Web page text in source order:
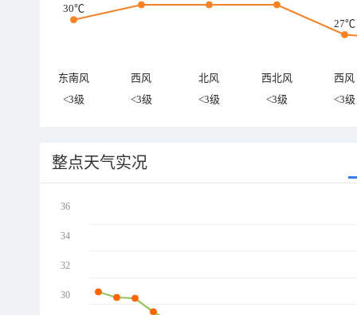
30℃
27℃
东南风 西风 北风 西北风
西风
<3级
<3级 <3级 <3级 <3级
整点天气实况
36
34
32
30